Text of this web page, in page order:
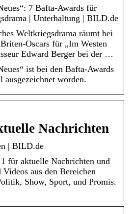
7 Bafta-Awards für
| Unterhaltung | BILD.de
Weltkriegsdrama räumt bei
Oscars für „Im Westen
Edward Berger bei der …
ist bei den Bafta-Awards
ausgezeichnet worden.
Nachrichten
| BILD.de
für aktuelle Nachrichten und
aus den Bereichen
Show, Sport, und Promis.